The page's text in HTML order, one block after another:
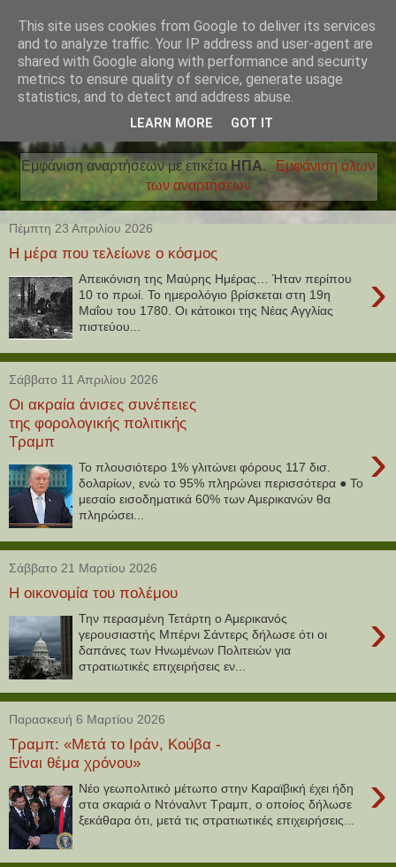
Εμφάνιση αναρτήσεων με ετικέταΗΠΑ.
Εμφάνιση όλων
των αναρτήσεων
Πέμπτη 23 Απριλίου 2026
Η μέρα που τελείωνε ο κόσμος
›
Απεικόνιση της Μαύρης Ημέρας… Ήταν περίπου
10 το πρωί. Το ημερολόγιο βρίσκεται στη 19η
Μαΐου του 1780. Οι κάτοικοι της Νέας Αγγλίας
πιστεύου...
Σάββατο 11 Απριλίου 2026
Οι ακραία άνισες συνέπειες
της φορολογικής πολιτικής
Τραμπ
›
Το πλουσιότερο 1% γλιτώνει φόρους 117 δισ.
δολαρίων, ενώ το 95% πληρώνει περισσότερα ● Το
μεσαίο εισοδηματικά 60% των Αμερικανών θα
πληρώσει...
Σάββατο 21 Μαρτίου 2026
Η οικονομία του πολέμου
›
Την περασμένη Τετάρτη ο Αμερικανός
γερουσιαστής Μπέρνι Σάντερς δήλωσε ότι οι
δαπάνες των Ηνωμένων Πολιτειών για
στρατιωτικές επιχειρήσεις εν...
Παρασκευή 6 Μαρτίου 2026
Τραμπ: «Μετά το Ιράν, Κούβα -
Είναι θέμα χρόνου»
›
Νέο γεωπολιτικό μέτωπο στην Καραϊβική έχει ήδη
στα σκαριά ο Ντόναλντ Τραμπ, ο οποίος δήλωσε
ξεκάθαρα ότι, μετά τις στρατιωτικές επιχειρήσεις...
This site uses cookies from Google to deliver its services
and to analyze traffic. Your IP address and user-agent are
shared with Google along with performance and security
metrics to ensure quality of service, generate usage
statistics, and to detect and address abuse.
LEARN MORE GOT IT